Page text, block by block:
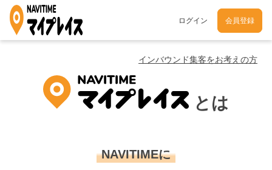
ログイン 会員登録
インバウンド集客をお考えの方
とは
NAVITIMEに